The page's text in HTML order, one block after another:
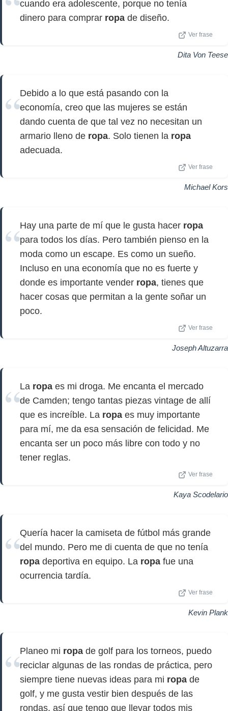
cuando era adolescente, porque no tenía
dinero para comprar ropa de diseño.
Ver frase
Dita Von Teese
Debido a lo que está pasando con la
economía, creo que las mujeres se están
dando cuenta de que tal vez no necesitan un
armario lleno de ropa. Solo tienen la ropa
adecuada.
Ver frase
Michael Kors
Hay una parte de mí que le gusta hacer ropa
para todos los días. Pero también pienso en la
moda como un escape. Es como un sueño.
Incluso en una economía que no es fuerte y
donde es importante vender ropa, tienes que
hacer cosas que permitan a la gente soñar un
poco.
Ver frase
Joseph Altuzarra
La ropa es mi droga. Me encanta el mercado
de Camden; tengo tantas piezas vintage de allí
que es increíble. La ropa es muy importante
para mí, me da esa sensación de felicidad. Me
encanta ser un poco más libre con todo y no
tener reglas.
Ver frase
Kaya Scodelario
Quería hacer la camiseta de fútbol más grande
del mundo. Pero me di cuenta de que no tenía
ropa deportiva en equipo. La ropa fue una
ocurrencia tardía.
Ver frase
Kevin Plank
Planeo mi ropa de golf para los torneos, puedo
reciclar algunas de las rondas de práctica, pero
siempre tiene nuevas ideas para mi ropa de
golf, y me gusta vestir bien después de las
rondas, así que tengo que llevar todos mis